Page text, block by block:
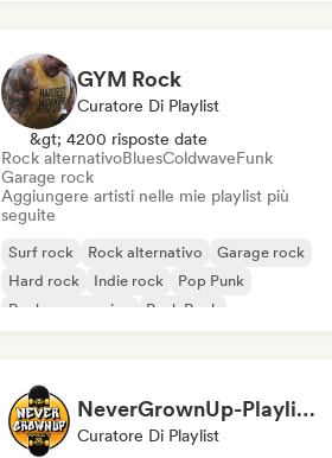
GYM Rock
Curatore Di Playlist
&gt; 4200 risposte date
Rock alternativoBluesColdwaveFunk
Garage rock
Aggiungere artisti nelle mie playlist più
seguite
Surf rock Rock alternativo
Garage rock
Hard rock
Indie rock
Pop Punk
Rock progressivo
Punk Rock
NeverGrownUp-Playlists
Curatore Di Playlist